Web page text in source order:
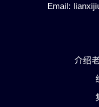
Email:
介绍